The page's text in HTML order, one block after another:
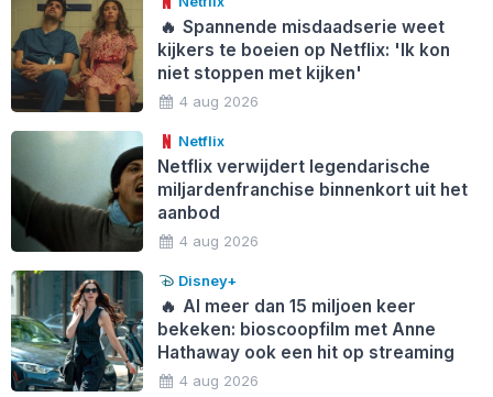
🔥 Spannende misdaadserie weet
kijkers te boeien op Netflix: 'Ik kon
niet stoppen met kijken'
4 aug 2026
Netflix
Netflix verwijdert legendarische
miljardenfranchise binnenkort uit het
aanbod
4 aug 2026
Disney+
🔥 Al meer dan 15 miljoen keer
bekeken: bioscoopfilm met Anne
Hathaway ook een hit op streaming
4 aug 2026